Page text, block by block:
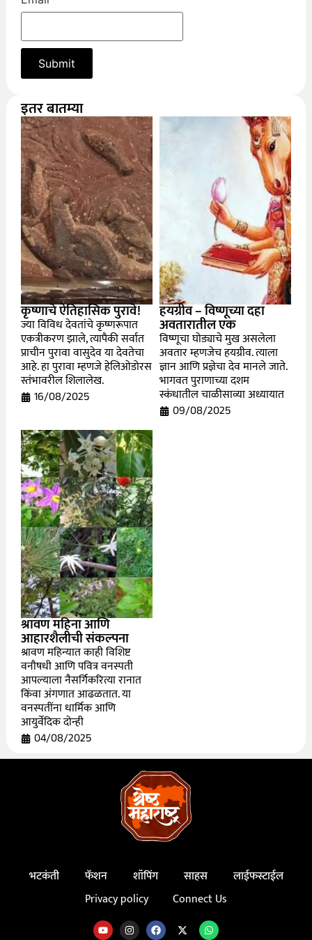
इतर बातम्या
कृष्णाचे ऐतिहासिक पुरावे!
ज्या विविध देवतांचे कृष्णरूपात
एकत्रीकरण झाले, त्यापैकी सर्वात
प्राचीन पुरावा वासुदेव या देवतेचा
आहे. हा पुरावा म्हणजे हेलिओडोरस
स्तंभावरील शिलालेख.
16/08/2025
हयग्रीव – विष्णूच्या दहा
अवतारातील एक
विष्णूचा घोड्याचे मुख असलेला
अवतार म्हणजेच हयग्रीव. त्याला
ज्ञान आणि प्रज्ञेचा देव मानले जाते.
भागवत पुराणाच्या दशम
स्कंधातील चाळीसाव्या अध्यायात
09/08/2025
श्रावण महिना आणि
आहारशैलीची संकल्पना
श्रावण महिन्यात काही विशिष्ट
वनौषधी आणि पवित्र वनस्पती
आपल्याला नैसर्गिकरित्या रानात
किंवा अंगणात आढळतात. या
वनस्पतींना धार्मिक आणि
आयुर्वेदिक दोन्ही
04/08/2025
भटकंती फॅशन शॉपिंग साहस
लाईफस्टाईल
Privacy policy
Connect Us